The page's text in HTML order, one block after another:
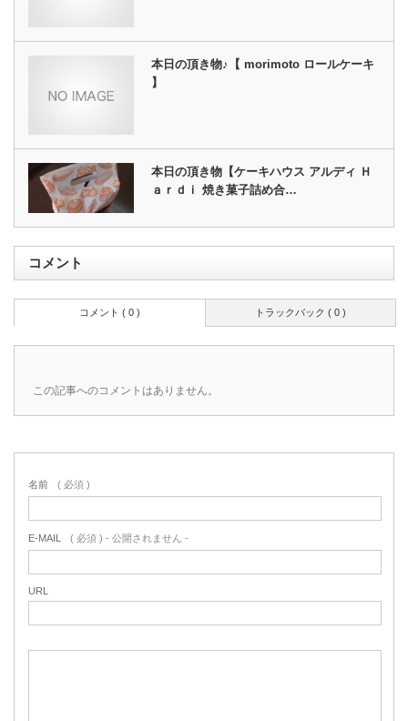
本日の頂き物♪【 morimoto ロールケーキ
】
本日の頂き物【ケーキハウス アルディ Ｈ
ａｒｄｉ 焼き菓子詰め合…
コメント
トラックバック ( 0 )
コメント ( 0 )
この記事へのコメントはありません。
名前 ( 必須 )
E-MAIL ( 必須 ) - 公開されません -
URL